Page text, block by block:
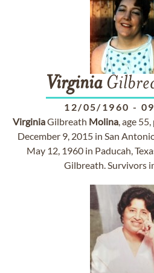
Virginia
12/05/1960 -
VirginiaGilbreath Molina, age
December 9, 2015 in San
May 12, 1960 in Paducah,
Gilbreath. Survivors